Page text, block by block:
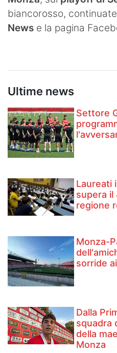
biancorosso,
News e la pagina
Ultime news
Settore
Laureati
supera il
regione
Monza-
sorride
Dalla
squadra
della
Monza